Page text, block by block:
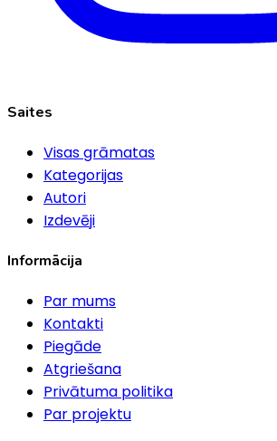
Saites
Visas grāmatas
Kategorijas
Autori
Izdevēji
Informācija
Par mums
Kontakti
Piegāde
Atgriešana
Privātuma politika
Par projektu